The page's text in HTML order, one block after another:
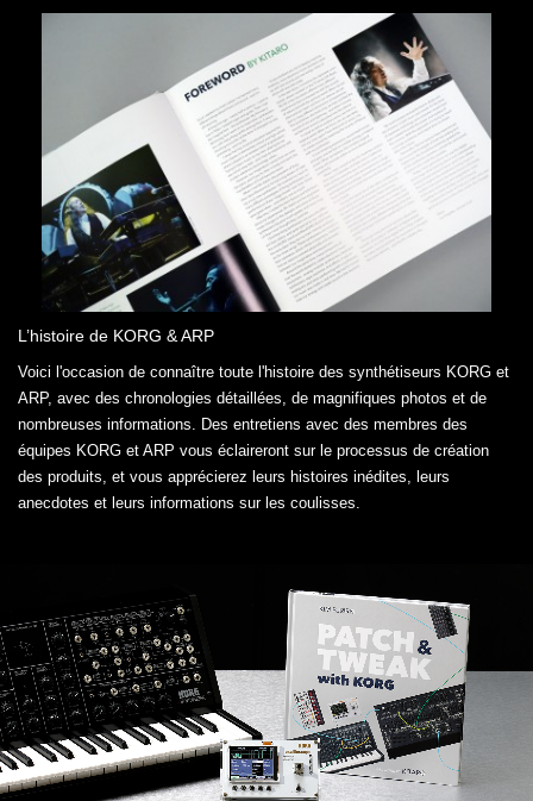
L’histoire de KORG & ARP
Voici l'occasion de connaître toute l'histoire des synthétiseurs KORG et
ARP, avec des chronologies détaillées, de magnifiques photos et de
nombreuses informations. Des entretiens avec des membres des
équipes KORG et ARP vous éclaireront sur le processus de création
des produits, et vous apprécierez leurs histoires inédites, leurs
anecdotes et leurs informations sur les coulisses.